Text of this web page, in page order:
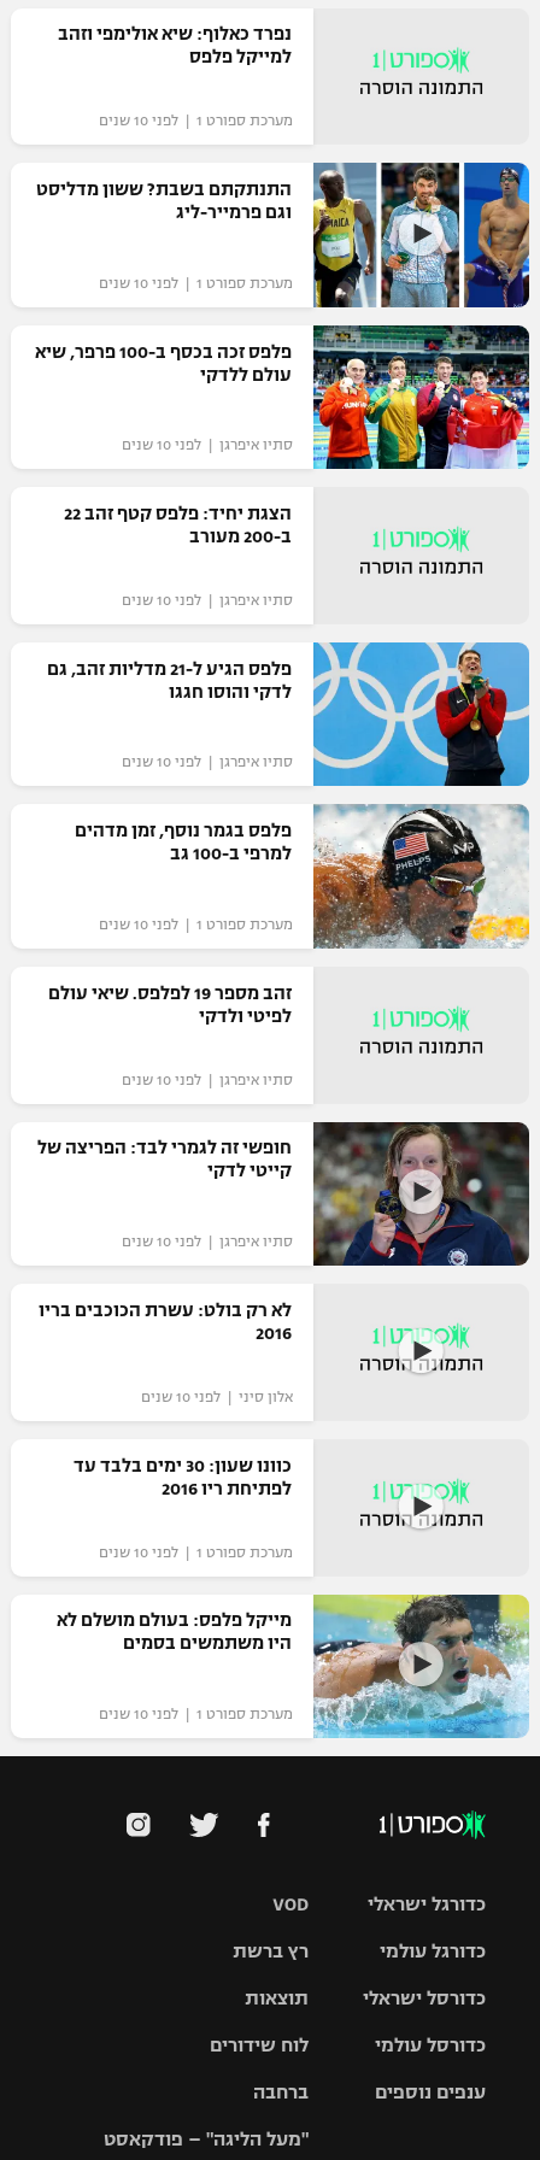
רשיון להקרנה פומבית לבית עסק
הצטרפות לחבילת הערוצים
תגיות
המגזין
נפרד כאלוף: שיא אולימפי וזהב
למייקל פלפס
מערכת ספורט 1 | לפני 10 שנים
התנתקתם בשבת? ששון מדליסט
וגם פרמייר-ליג
מערכת ספורט 1 | לפני 10 שנים
פלפס זכה בכסף ב-100 פרפר, שיא
עולם ללדקי
סתיו איפרגן | לפני 10 שנים
הצגת יחיד: פלפס קטף זהב 22
ב-200 מעורב
סתיו איפרגן | לפני 10 שנים
פלפס הגיע ל-21 מדליות זהב, גם
לדקי והוסו חגגו
סתיו איפרגן | לפני 10 שנים
פלפס בגמר נוסף, זמן מדהים
למרפי ב-100 גב
מערכת ספורט 1 | לפני 10 שנים
זהב מספר 19 לפלפס. שיאי עולם
לפיטי ולדקי
סתיו איפרגן | לפני 10 שנים
חופשי זה לגמרי לבד: הפריצה של
קייטי לדקי
סתיו איפרגן | לפני 10 שנים
לא רק בולט: עשרת הכוכבים בריו
2016
אלון סיני | לפני 10 שנים
כוונו שעון: 30 ימים בלבד עד
לפתיחת ריו 2016
מערכת ספורט 1 | לפני 10 שנים
מייקל פלפס: בעולם מושלם לא
היו משתמשים בסמים
מערכת ספורט 1 | לפני 10 שנים
VOD
רץ ברשת
תוצאות
לוח שידורים
ברחבה
"מעל הליגה" – פודקאסט
כדורגל ישראלי
גביע הטוטו
כדורגל עולמי
האלופות
ליגה
כדורסל ישראלי
סל
כדורסל עולמי
ענפים נוספים